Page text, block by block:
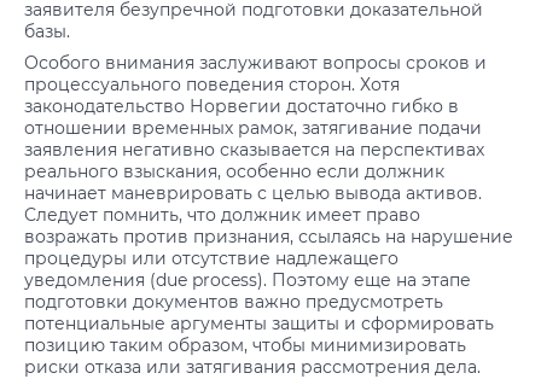
заявителя безупречной подготовки доказательной
базы.
Особого внимания заслуживают вопросы сроков и
процессуального поведения сторон. Хотя
законодательство Норвегии достаточно гибко в
отношении временных рамок, затягивание подачи
заявления негативно сказывается на перспективах
реального взыскания, особенно если должник
начинает маневрировать с целью вывода активов.
Следует помнить, что должник имеет право
возражать против признания, ссылаясь на нарушение
процедуры или отсутствие надлежащего
уведомления (due process). Поэтому еще на этапе
подготовки документов важно предусмотреть
потенциальные аргументы защиты и сформировать
позицию таким образом, чтобы минимизировать
риски отказа или затягивания рассмотрения дела.